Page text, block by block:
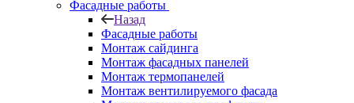
Фасадные работы
Назад
Фасадные работы
Монтаж сайдинга
Монтаж фасадных панелей
Монтаж термопанелей
Монтаж вентилируемого фасада